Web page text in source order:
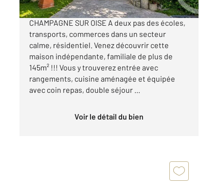
CHAMPAGNE SUR OISE A deux pas des écoles,
transports, commerces dans un secteur
calme, résidentiel. Venez découvrir cette
maison indépendante, familiale de plus de
145m² !!! Vous y trouverez entrée avec
rangements, cuisine aménagée et équipée
avec coin repas, double séjour ...
Voir le détail du bien